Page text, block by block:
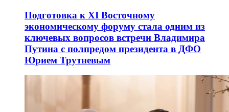
Подготовка к XI Восточному
экономическому форуму стала одним из
ключевых вопросов встречи Владимира
Путина с полпредом президента в ДФО
Юрием Трутневым